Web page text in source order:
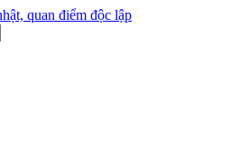
quan điểm độc lập